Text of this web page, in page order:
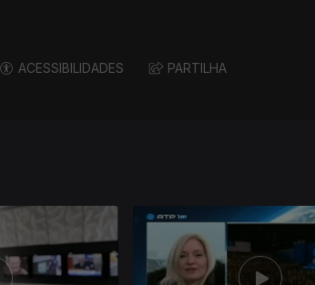
ACESSIBILIDADES PARTILHA